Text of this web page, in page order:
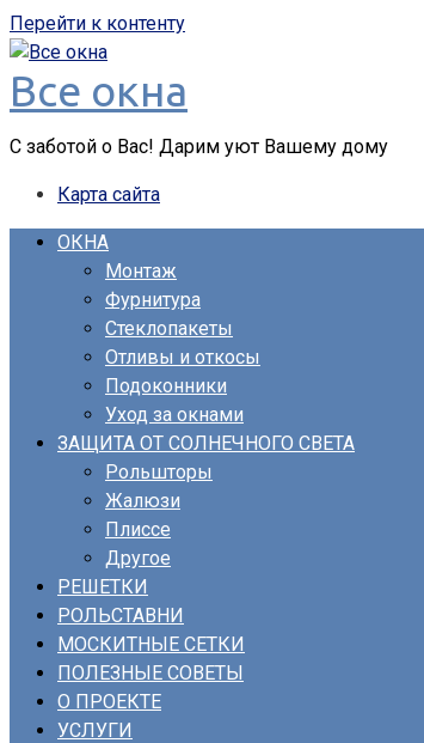
Перейти к контенту
Все окна
С заботой о Вас! Дарим уют Вашему дому
Карта сайта
ОКНА
Монтаж
Фурнитура
Стеклопакеты
Отливы и откосы
Подоконники
Уход за окнами
ЗАЩИТА ОТ СОЛНЕЧНОГО СВЕТА
Рольшторы
Жалюзи
Плиссе
Другое
РЕШЕТКИ
РОЛЬСТАВНИ
МОСКИТНЫЕ СЕТКИ
ПОЛЕЗНЫЕ СОВЕТЫ
О ПРОЕКТЕ
УСЛУГИ